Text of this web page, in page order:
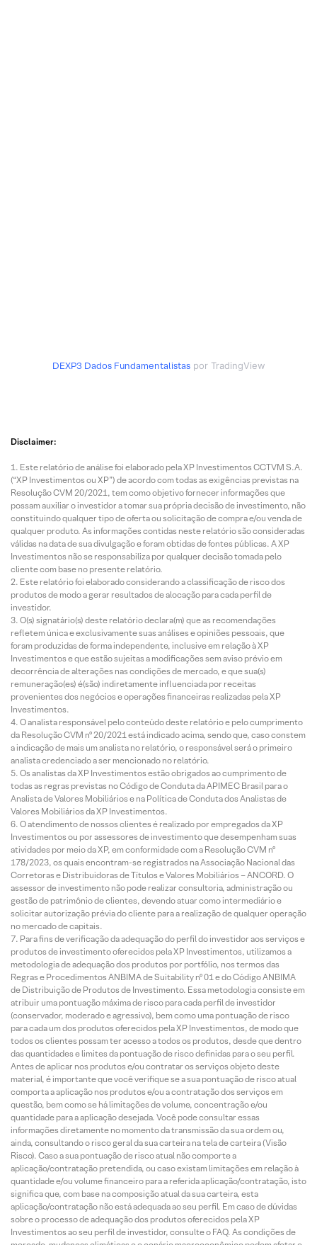
DEXP3 Dados Fundamentalistaspor TradingView
Disclaimer:
Este relatório de análise foi elaborado pela XP Investimentos CCTVM S.A.
(“XP Investimentos ou XP”) de acordo com todas as exigências previstas na
Resolução CVM 20/2021, tem como objetivo fornecer informações que
possam auxiliar o investidor a tomar sua própria decisão de investimento, não
constituindo qualquer tipo de oferta ou solicitação de compra e/ou venda de
qualquer produto. As informações contidas neste relatório são consideradas
válidas na data de sua divulgação e foram obtidas de fontes públicas. A XP
Investimentos não se responsabiliza por qualquer decisão tomada pelo
cliente com base no presente relatório.
Este relatório foi elaborado considerando a classificação de risco dos
produtos de modo a gerar resultados de alocação para cada perfil de
investidor.
O(s) signatário(s) deste relatório declara(m) que as recomendações
refletem única e exclusivamente suas análises e opiniões pessoais, que
foram produzidas de forma independente, inclusive em relação à XP
Investimentos e que estão sujeitas a modificações sem aviso prévio em
decorrência de alterações nas condições de mercado, e que sua(s)
remuneração(es) é(são) indiretamente influenciada por receitas
provenientes dos negócios e operações financeiras realizadas pela XP
Investimentos.
O analista responsável pelo conteúdo deste relatório e pelo cumprimento
da Resolução CVM nº 20/2021 está indicado acima, sendo que, caso constem
a indicação de mais um analista no relatório, o responsável será o primeiro
analista credenciado a ser mencionado no relatório.
Os analistas da XP Investimentos estão obrigados ao cumprimento de
todas as regras previstas no Código de Conduta da APIMEC Brasil para o
Analista de Valores Mobiliários e na Política de Conduta dos Analistas de
Valores Mobiliários da XP Investimentos.
O atendimento de nossos clientes é realizado por empregados da XP
Investimentos ou por assessores de investimento que desempenham suas
atividades por meio da XP, em conformidade com a Resolução CVM nº
178/2023, os quais encontram-se registrados na Associação Nacional das
Corretoras e Distribuidoras de Títulos e Valores Mobiliários – ANCORD. O
assessor de investimento não pode realizar consultoria, administração ou
gestão de patrimônio de clientes, devendo atuar como intermediário e
solicitar autorização prévia do cliente para a realização de qualquer operação
no mercado de capitais.
Para fins de verificação da adequação do perfil do investidor aos serviços e
produtos de investimento oferecidos pela XP Investimentos, utilizamos a
metodologia de adequação dos produtos por portfólio, nos termos das
Regras e Procedimentos ANBIMA de Suitability nº 01 e do Código ANBIMA
de Distribuição de Produtos de Investimento. Essa metodologia consiste em
atribuir uma pontuação máxima de risco para cada perfil de investidor
(conservador, moderado e agressivo), bem como uma pontuação de risco
para cada um dos produtos oferecidos pela XP Investimentos, de modo que
todos os clientes possam ter acesso a todos os produtos, desde que dentro
das quantidades e limites da pontuação de risco definidas para o seu perfil.
Antes de aplicar nos produtos e/ou contratar os serviços objeto deste
material, é importante que você verifique se a sua pontuação de risco atual
comporta a aplicação nos produtos e/ou a contratação dos serviços em
questão, bem como se há limitações de volume, concentração e/ou
quantidade para a aplicação desejada. Você pode consultar essas
informações diretamente no momento da transmissão da sua ordem ou,
ainda, consultando o risco geral da sua carteira na tela de carteira (Visão
Risco). Caso a sua pontuação de risco atual não comporte a
aplicação/contratação pretendida, ou caso existam limitações em relação à
quantidade e/ou volume financeiro para a referida aplicação/contratação, isto
significa que, com base na composição atual da sua carteira, esta
aplicação/contratação não está adequada ao seu perfil. Em caso de dúvidas
sobre o processo de adequação dos produtos oferecidos pela XP
Investimentos ao seu perfil de investidor, consulte o FAQ. As condições de